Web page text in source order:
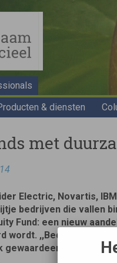
& diensten
met
Electric, Novartis,
bedrijven die vallen
Fund: een nieuw
wordt. ,,Bedrijven die
zijn, legt